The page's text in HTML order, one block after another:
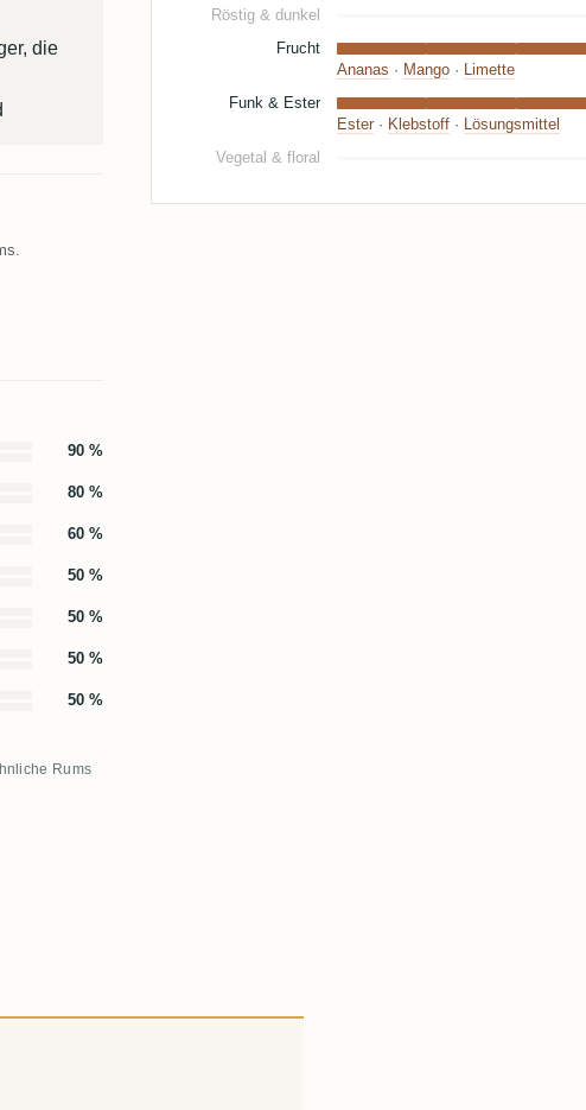
die
90 %
80 %
60 %
50 %
50 %
50 %
50 %
Rums
Röstig & dunkel
Frucht
Ananas · Mango· Limette
Funk & Ester
Ester· Klebstoff· Lösungsmittel
Vegetal & floral